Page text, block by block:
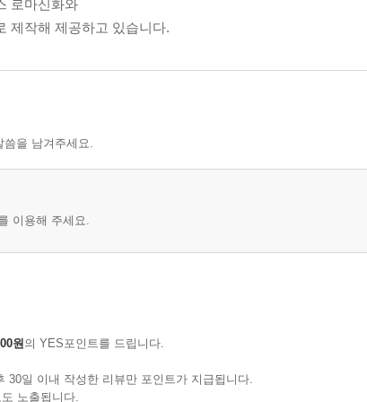
로마신화와
제작해 제공하고 있습니다.
을 남겨주세요.
이용해 주세요.
원의 YES포인트를 드립니다.
일 이내 작성한 리뷰만 포인트가 지급됩니다.
노출됩니다.